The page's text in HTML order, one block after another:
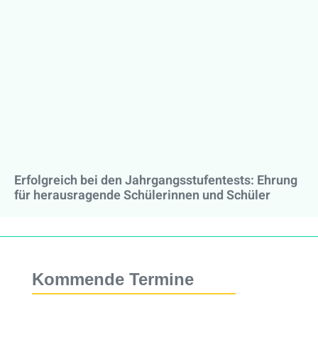
Erfolgreich bei den Jahrgangsstufentests: Ehrung
für herausragende Schülerinnen und Schüler
Kommende Termine